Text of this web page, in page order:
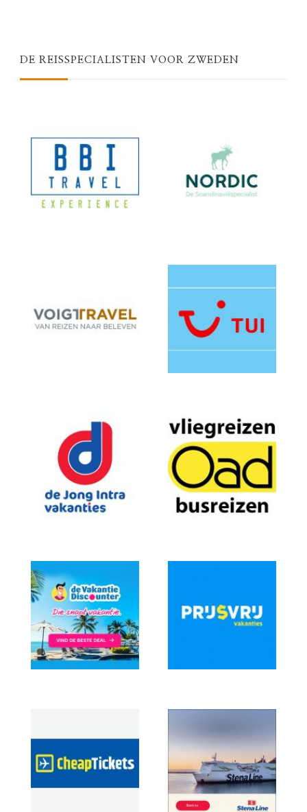
DE REISSPECIALISTEN VOOR ZWEDEN